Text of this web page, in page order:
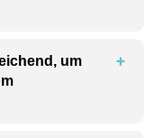
um